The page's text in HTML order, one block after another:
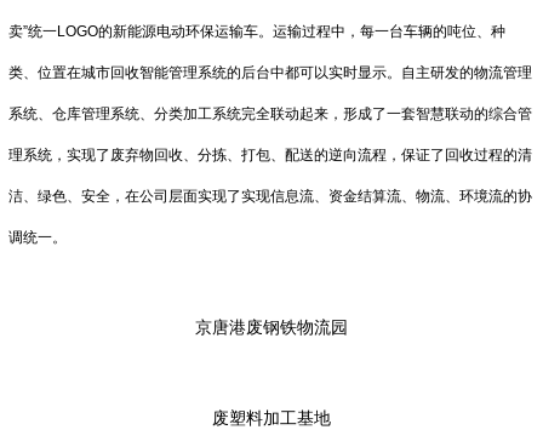
卖”统一LOGO的新能源电动环保运输车。运输过程中，每一台车辆的吨位、种
类、位置在城市回收智能管理系统的后台中都可以实时显示。自主研发的物流管理
系统、仓库管理系统、分类加工系统完全联动起来，形成了一套智慧联动的综合管
理系统，实现了废弃物回收、分拣、打包、配送的逆向流程，保证了回收过程的清
洁、绿色、安全，在公司层面实现了实现信息流、资金结算流、物流、环境流的协
调统一。
京唐港废钢铁物流园
废塑料加工基地